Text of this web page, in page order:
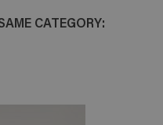
CATEGORY: